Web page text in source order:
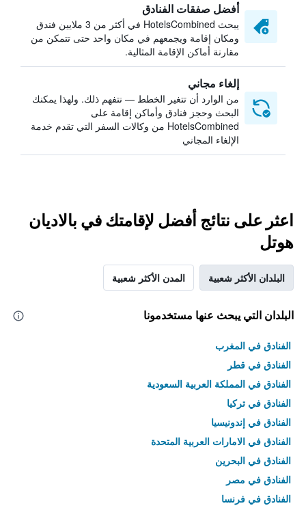
أفضل صفقات الفنادق
يبحث HotelsCombined في أكثر من 3 ملايين فندق
ومكان إقامة ويجمعهم في مكان واحد حتى تتمكن من
مقارنة أماكن الإقامة المثالية.
إلغاء مجاني
من الوارد أن تتغير الخطط — نتفهم ذلك. ولهذا يمكنك
البحث وحجز فنادق وأماكن إقامة على
HotelsCombined من وكالات السفر التي تقدم خدمة
الإلغاء المجاني
اعثر على نتائج أفضل لإقامتك في بالاديان
هوتل
البلدان الأكثر شعبية المدن الأكثر شعبية
البلدان التي يبحث عنها مستخدمونا
الفنادق في المغرب
الفنادق في قطر
الفنادق في المملكة العربية السعودية
الفنادق في تركيا
الفنادق في إندونيسيا
الفنادق في الامارات العربية المتحدة
الفنادق في البحرين
الفنادق في مصر
الفنادق في فرنسا